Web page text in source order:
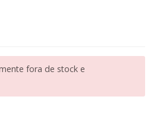
fora de stock e